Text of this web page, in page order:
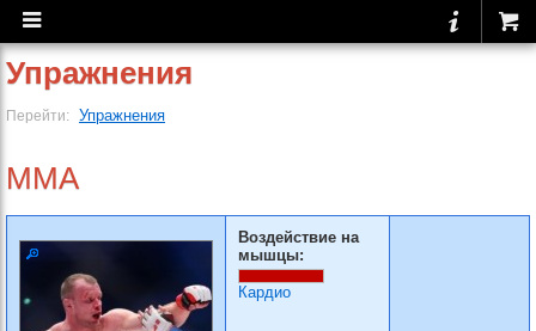
Упражнения
Перейти: Упражнения
MMA
Воздействие на
мышцы:
Кардио